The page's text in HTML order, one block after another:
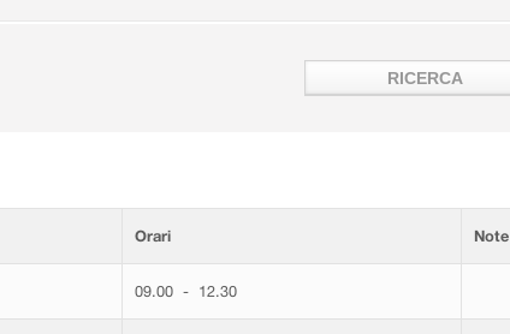
Orari Note
09.00 - 12.30